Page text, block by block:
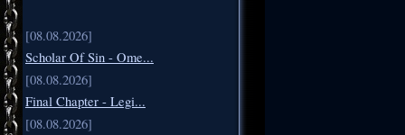
[08.08.2026]
Scholar Of Sin - Ome...
[08.08.2026]
Final Chapter - Legi...
[08.08.2026]